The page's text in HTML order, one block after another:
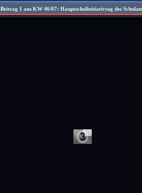
Beitrag 1 aus KW 46/07: Hauptschulinitiativtag des